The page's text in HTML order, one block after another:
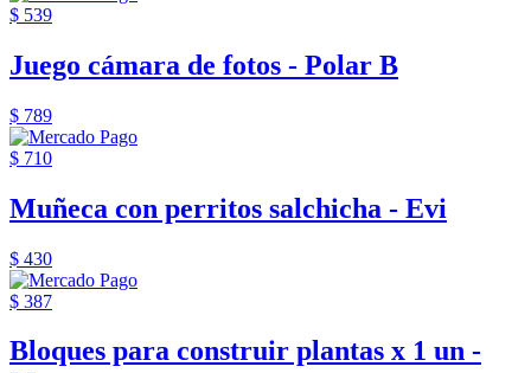
$ 539
Juego cámara de fotos - Polar B
$ 789
$ 710
Muñeca con perritos salchicha - Evi
$ 430
$ 387
Bloques para construir plantas x 1 un -